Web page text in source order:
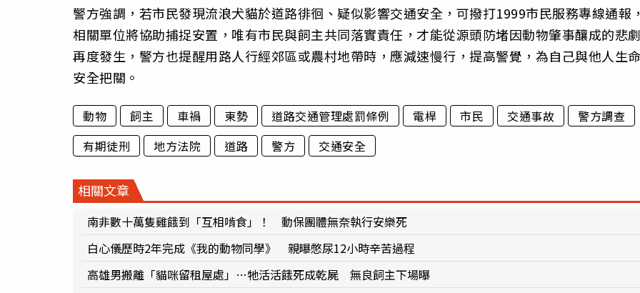
警方強調，若市民發現流浪犬貓於道路徘徊、疑似影響交通安全，可撥打1999市民服務專線通報
相關單位將協助捕捉安置，唯有市民與飼主共同落實責任，才能從源頭防堵因動物肇事釀成的悲
再度發生，警方也提醒用路人行經郊區或農村地帶時，應減速慢行，提高警覺，為自己與他人生
安全把關。
動物 飼主 車禍 東勢 道路交通管理處罰條例 電桿 市民 交通事故
警方調查
有期徒刑
地方法院 道路 警方 交通安全
相關文章
南非數十萬隻雞餓到「互相啃食」！ 動保團體無奈執行安樂死
白心儀歷時2年完成《我的動物同學》 親曝憋尿12小時辛苦過程
高雄男搬離「貓咪留租屋處」…牠活活餓死成乾屍 無良飼主下場曝